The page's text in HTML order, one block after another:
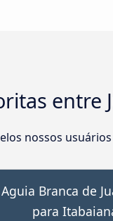
entre
nossos
Aguia Branca de
para